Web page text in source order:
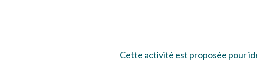
Cette activité est proposée pour